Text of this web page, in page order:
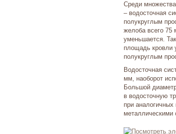
Среди
– водосточная
полукруглым
желоба всего 75
уменьшается.
площадь кровли
полукруглым
Водосточная
мм, наоборот
Большой
в водосточную
при
металлическими